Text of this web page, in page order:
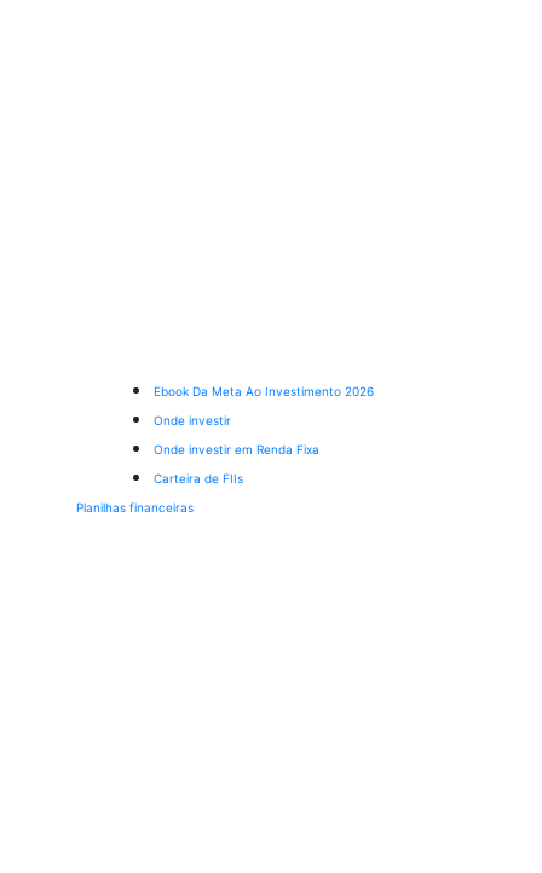
Ebook Da Meta Ao Investimento 2026
Onde investir
Onde investir em Renda Fixa
Carteira de FIIs
Planilhas financeiras